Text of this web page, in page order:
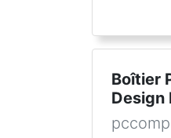
Boîtier
Design